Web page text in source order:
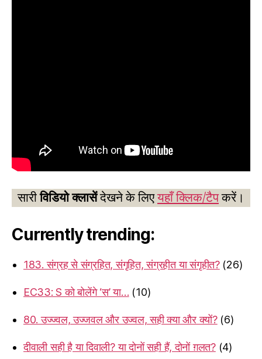
सारीविडियो क्लासेंदेखने के लिएयहाँ क्लिक/टैपकरें।
Currently trending:
183. संग्रह से संग्रहित, संगृहित, संग्रहीत या संगृहीत? (26)
EC33: S को बोलेंगे ‘स’ या… (10)
80. उज्ज्वल, उज्जवल और उज्वल, सही क्या और क्यों? (6)
दीवाली सही है या दिवाली? या दोनों सही हैं, दोनों ग़लत? (4)